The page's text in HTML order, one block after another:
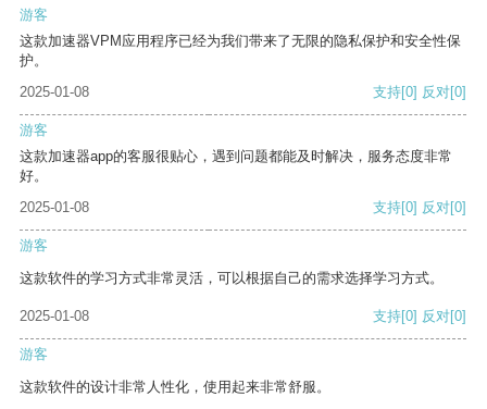
游客
这款加速器VPM应用程序已经为我们带来了无限的隐私保护和安全性保
护。
2025-01-08
支持[0] 反对[0]
游客
这款加速器app的客服很贴心，遇到问题都能及时解决，服务态度非常
好。
2025-01-08
支持[0] 反对[0]
游客
这款软件的学习方式非常灵活，可以根据自己的需求选择学习方式。
2025-01-08 支持[0] 反对[0]
游客
这款软件的设计非常人性化，使用起来非常舒服。